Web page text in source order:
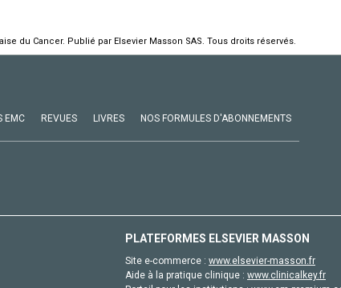
du Cancer. Publié par Elsevier Masson SAS. Tous droits réservés.
EMC REVUES LIVRES NOS FORMULES D'ABONNEMENTS
PLATEFORMES ELSEVIER MASSON
Site e-commerce : www.elsevier-masson.fr
Aide à la pratique clinique : www.clinicalkey.fr